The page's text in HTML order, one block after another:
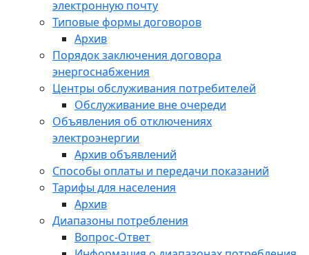
электронную почту
Типовые формы договоров
Архив
Порядок заключения договора
энергоснабжения
Центры обслуживания потребителей
Обслуживание вне очереди
Объявления об отключениях
электроэнергии
Архив объявлений
Способы оплаты и передачи показаний
Тарифы для населения
Архив
Диапазоны потребления
Вопрос-Ответ